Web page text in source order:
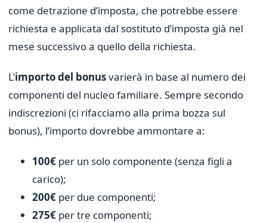
come detrazione d’imposta, che potrebbe essere
richiesta e applicata dal sostituto d’imposta già nel
mese successivo a quello della richiesta.
L’importo del bonusvarierà in base al numero dei
componenti del nucleo familiare. Sempre secondo
indiscrezioni (ci rifacciamo alla prima bozza sul
bonus), l’importo dovrebbe ammontare a:
100€ per un solo componente (senza figli a
carico);
200€ per due componenti;
275€ per tre componenti;